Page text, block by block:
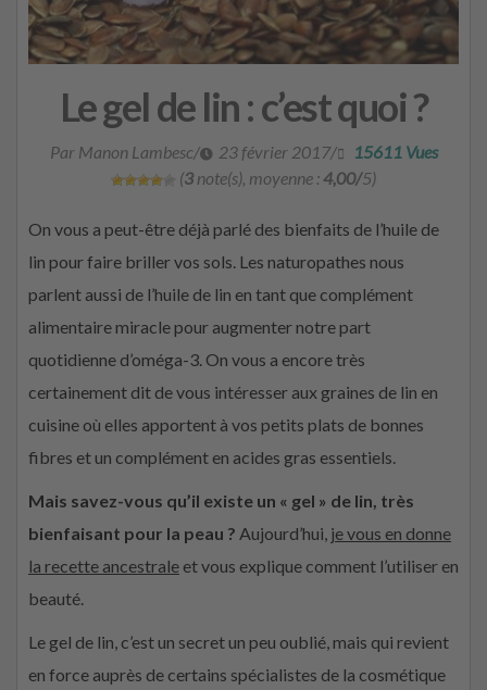
Le gel de lin : c’est quoi ?
Par Manon Lambesc/ 23 février 2017/
15611 Vues
(3 note(s), moyenne : 4,00/5)
On vous a peut-être déjà parlé des bienfaits de l’huile de
lin pour faire briller vos sols. Les naturopathes nous
parlent aussi de l’huile de lin en tant que complément
alimentaire miracle pour augmenter notre part
quotidienne d’oméga-3. On vous a encore très
certainement dit de vous intéresser aux graines de lin en
cuisine où elles apportent à vos petits plats de bonnes
fibres et un complément en acides gras essentiels.
Mais savez-vous qu’il existe un « gel » de lin, très
bienfaisant pour la peau ? Aujourd’hui, je vous en donne
la recette ancestrale et vous explique comment l’utiliser en
beauté.
Le gel de lin, c’est un secret un peu oublié, mais qui revient
en force auprès de certains spécialistes de la cosmétique